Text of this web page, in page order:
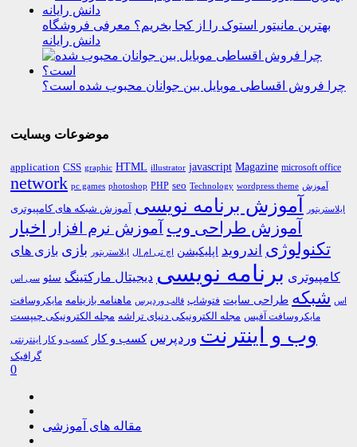
بهترین مانیتور استوک را از کجا بخریم؟ معرفی فروشگاه
دانش رایانه
چرا فروش اقساطی موبایل بین جوانان محبوب شده است؟
موضوعات وبسایت
application CSS graphic HTML illustrator javascript Magazine microsoft office
network pc games photoshop PHP seo Technology wordpress theme آموزش
ایلاستریتور آموزش برنامه نویسی آموزش شبکه های کامپیوتری
آموزش طراحی وب آموزش نرم افزار اخبار
تکنولوژی اندروید اپلیکیشن اچ تی ام ال ایلاستریتور بازی بازی های
کامپیوتری برنامه نویسی دیجیتال مارکتینگ سئو سی اس
اس شبکه طراحی سایت فتوشاپ قالب وردپرس ماهنامه بازینامه مایکروسافت
مایکروسافت آفیس مجله الکترونیکی دنیای تراشه مجله الکترونیکی چیپست
وب و اینترنت وردپرس کسب و کار کسب و کار اینترنتی
گرافیک
0
مقاله های آموزشی